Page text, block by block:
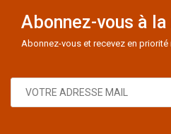
Abonnez-vous à
Abonnez-vous et recevez en